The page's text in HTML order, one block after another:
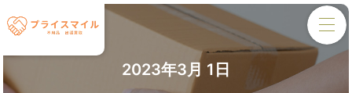
2023年3月 1日